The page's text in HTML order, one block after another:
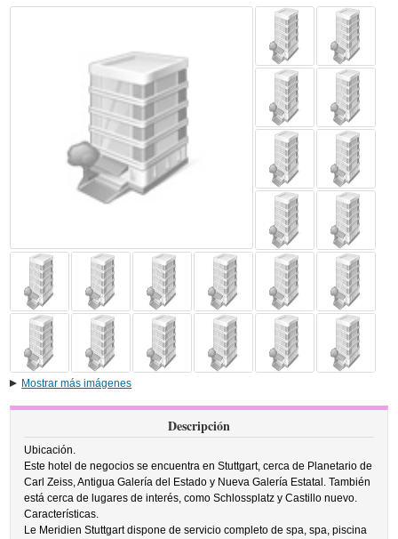
Mostrar más imágenes
Descripción
Ubicación.
Este hotel de negocios se encuentra en Stuttgart, cerca de Planetario de
Carl Zeiss, Antigua Galería del Estado y Nueva Galería Estatal. También
está cerca de lugares de interés, como Schlossplatz y Castillo nuevo.
Características.
Le Meridien Stuttgart dispone de servicio completo de spa, spa, piscina